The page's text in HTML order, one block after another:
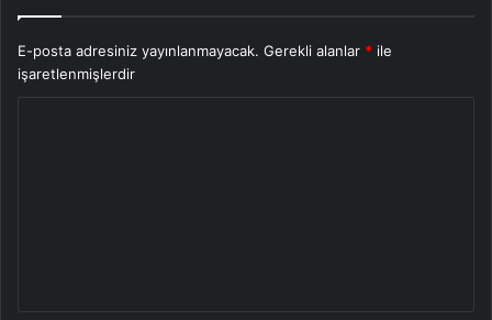
E-posta adresiniz yayınlanmayacak. Gerekli alanlar * ile
işaretlenmişlerdir